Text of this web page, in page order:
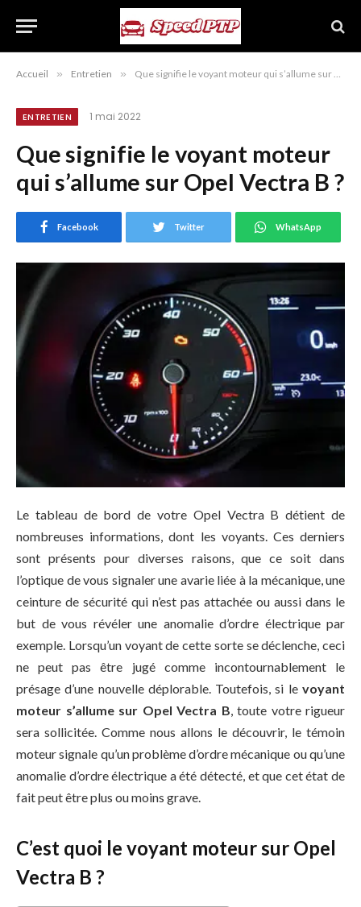
Accueil » Entretien » Que signifie le voyant moteur qui s’allume sur Opel Vectra B ?
ENTRETIEN 1 mai 2022
Que signifie le voyant moteur
qui s’allume sur Opel Vectra B ?
Facebook Twitter WhatsApp
Le tableau de bord de votre Opel Vectra B détient de
nombreuses informations, dont les voyants. Ces derniers
sont présents pour diverses raisons, que ce soit dans
l’optique de vous signaler une avarie liée à la mécanique, une
ceinture de sécurité qui n’est pas attachée ou aussi dans le
but de vous révéler une anomalie d’ordre électrique par
exemple. Lorsqu’un voyant de cette sorte se déclenche, ceci
ne peut pas être jugé comme incontournablement le
présage d’une nouvelle déplorable. Toutefois, si le voyant
moteur s’allume sur Opel Vectra B , toute votre rigueur
sera sollicitée. Comme nous allons le découvrir, le témoin
moteur signale qu’un problème d’ordre mécanique ou qu’une
anomalie d’ordre électrique a été détecté, et que cet état de
fait peut être plus ou moins grave.
C’est quoi le voyant moteur sur Opel
Vectra B ?